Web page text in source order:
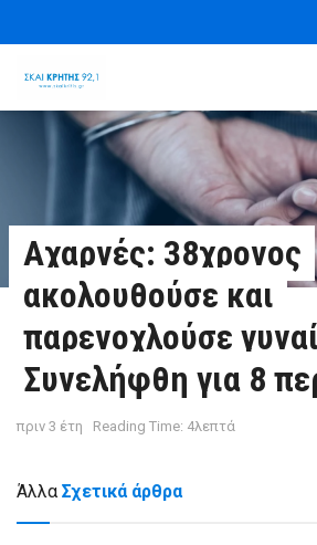
Αχαρνές: 38χρονος
ακολουθούσε και
παρενοχλούσε
Συνελήφθη για 8
πριν 3 έτη Reading Time: 4λεπτά
Άλλα Σχετικά άρθρα